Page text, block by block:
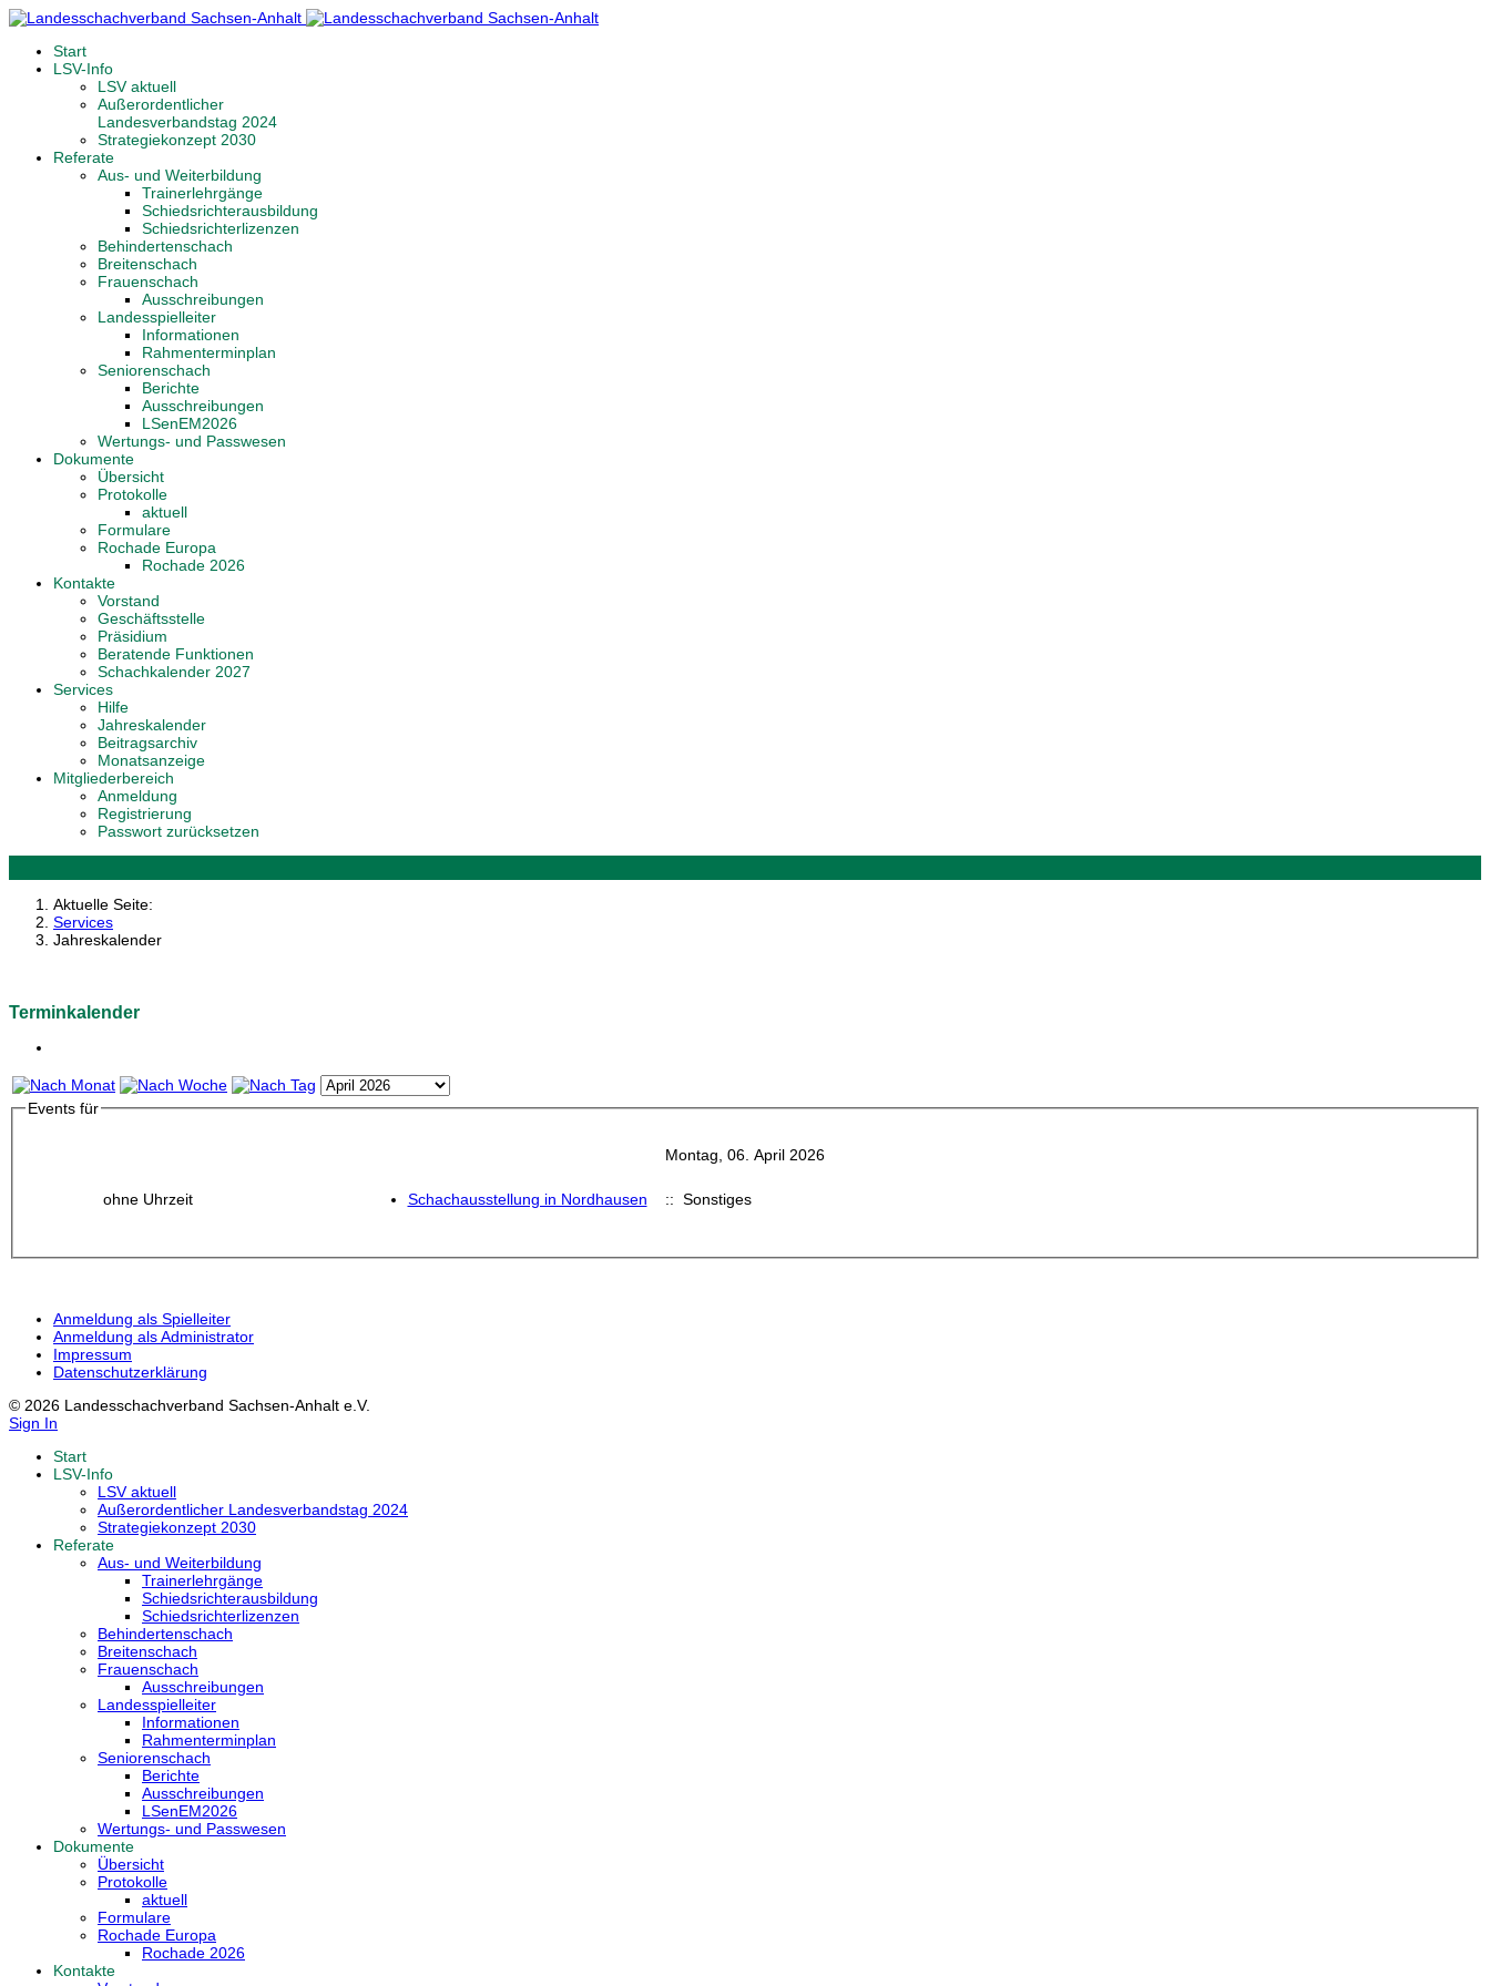
Start
LSV-Info
LSV aktuell
Außerordentlicher
Landesverbandstag 2024
Strategiekonzept 2030
Referate
Aus- und Weiterbildung
Trainerlehrgänge
Schiedsrichterausbildung
Schiedsrichterlizenzen
Behindertenschach
Breitenschach
Frauenschach
Ausschreibungen
Landesspielleiter
Informationen
Rahmenterminplan
Seniorenschach
Berichte
Ausschreibungen
LSenEM2026
Wertungs- und Passwesen
Dokumente
Übersicht
Protokolle
aktuell
Formulare
Rochade Europa
Rochade 2026
Kontakte
Vorstand
Geschäftsstelle
Präsidium
Beratende Funktionen
Schachkalender 2027
Services
Hilfe
Jahreskalender
Beitragsarchiv
Monatsanzeige
Mitgliederbereich
Anmeldung
Registrierung
Passwort zurücksetzen
Aktuelle Seite:
Services
Jahreskalender
Terminkalender
Events für
Montag, 06. April 2026
ohne Uhrzeit Schachausstellung in Nordhausen :: Sonstiges
Anmeldung als Spielleiter
Anmeldung als Administrator
Impressum
Datenschutzerklärung
© 2026 Landesschachverband Sachsen-Anhalt e.V.
Sign In
Start
LSV-Info
LSV aktuell
Außerordentlicher Landesverbandstag 2024
Strategiekonzept 2030
Referate
Aus- und Weiterbildung
Trainerlehrgänge
Schiedsrichterausbildung
Schiedsrichterlizenzen
Behindertenschach
Breitenschach
Frauenschach
Ausschreibungen
Landesspielleiter
Informationen
Rahmenterminplan
Seniorenschach
Berichte
Ausschreibungen
LSenEM2026
Wertungs- und Passwesen
Dokumente
Übersicht
Protokolle
aktuell
Formulare
Rochade Europa
Rochade 2026
Kontakte